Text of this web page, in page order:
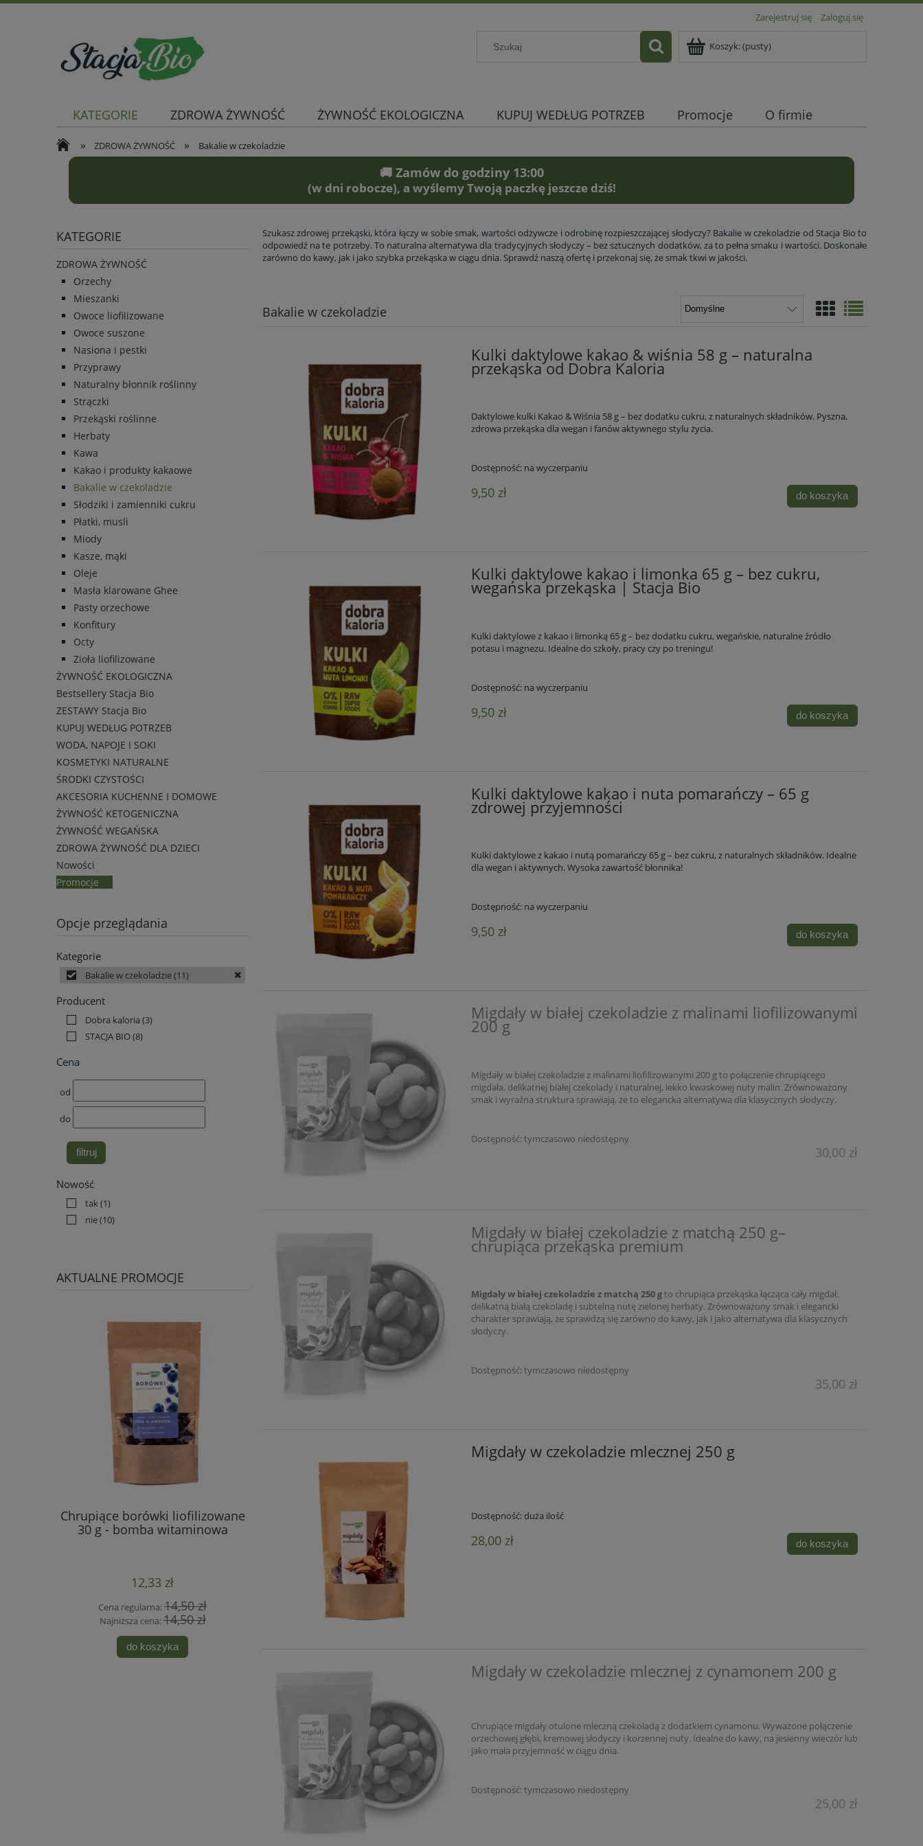
Zarejestruj się Zaloguj się
Koszyk:(pusty)
KATEGORIE ZDROWA ŻYWNOŚĆ ŻYWNOŚĆ EKOLOGICZNA KUPUJ WEDŁUG POTRZEB Promocje O firmie
» ZDROWA ŻYWNOŚĆ » Bakalie w czekoladzie
🚚 Zamów do godziny 13:00
(w dni robocze), a wyślemy Twoją paczkę jeszcze dziś!
KATEGORIE
ZDROWA ŻYWNOŚĆ
Orzechy
Mieszanki
Owoce liofilizowane
Owoce suszone
Nasiona i pestki
Przyprawy
Naturalny błonnik roślinny
Strączki
Przekąski roślinne
Herbaty
Kawa
Kakao i produkty kakaowe
Bakalie w czekoladzie
Słodziki i zamienniki cukru
Płatki, musli
Miody
Kasze, mąki
Oleje
Masła klarowane Ghee
Pasty orzechowe
Konfitury
Octy
Zioła liofilizowane
ŻYWNOŚĆ EKOLOGICZNA
Bestsellery Stacja Bio
ZESTAWY Stacja Bio
KUPUJ WEDŁUG POTRZEB
WODA, NAPOJE I SOKI
KOSMETYKI NATURALNE
ŚRODKI CZYSTOŚCI
AKCESORIA KUCHENNE I DOMOWE
ŻYWNOŚĆ KETOGENICZNA
ŻYWNOŚĆ WEGAŃSKA
ZDROWA ŻYWNOŚĆ DLA DZIECI
Nowości
Promocje
Opcje przeglądania
Kategorie
Bakalie w czekoladzie(11)
Producent
Dobra kaloria (3)
STACJA BIO(8)
Cena
od
do
filtruj
Nowość
tak(1)
nie(10)
AKTUALNE PROMOCJE
Chrupiące borówki liofilizowane
30 g - bomba witaminowa
12,33 zł
Cena regularna:14,50 zł
Najniższa cena:14,50 zł
do koszyka
Wiśnie liofilizowane 50 g –
chrupiące owoce pełne witamin
5.0
22,50 zł
Najniższa cena:25,00 zł
Banany liofilizowane 50 g –
owoców
Szukasz zdrowej przekąski, która łączy w sobie smak, wartości odżywcze i odrobinę rozpieszczającej słodyczy? Bakalie w czekoladzie od Stacja Bio to
odpowiedź na te potrzeby. To naturalna alternatywa dla tradycyjnych słodyczy – bez sztucznych dodatków, za to pełna smaku i wartości. Doskonałe
zarówno do kawy, jak i jako szybka przekąska w ciągu dnia. Sprawdź naszą ofertę i przekonaj się, że smak tkwi w jakości.
Bakalie w czekoladzie
Kulki daktylowe kakao & wiśnia 58 g – naturalna
przekąska od Dobra Kaloria
Daktylowe kulki Kakao & Wiśnia 58 g – bez dodatku cukru, z naturalnych składników. Pyszna,
zdrowa przekąska dla wegan i fanów aktywnego stylu życia.
Dostępność: na wyczerpaniu
9,50 zł do koszyka
Kulki daktylowe kakao i limonka 65 g – bez cukru,
wegańska przekąska | Stacja Bio
Kulki daktylowe z kakao i limonką 65 g – bez dodatku cukru, wegańskie, naturalne źródło
potasu i magnezu. Idealne do szkoły, pracy czy po treningu!
Dostępność: na wyczerpaniu
9,50 zł do koszyka
Kulki daktylowe kakao i nuta pomarańczy – 65 g
zdrowej przyjemności
Kulki daktylowe z kakao i nutą pomarańczy 65 g – bez cukru, z naturalnych składników. Idealne
dla wegan i aktywnych. Wysoka zawartość błonnika!
Dostępność: na wyczerpaniu
9,50 zł do koszyka
Migdały w białej czekoladzie z malinami liofilizowanymi
200 g
Migdały w białej czekoladzie z malinami liofilizowanymi 200 g to połączenie chrupiącego
migdała, delikatnej białej czekolady i naturalnej, lekko kwaskowej nuty malin. Zrównoważony
smak i wyraźna struktura sprawiają, że to elegancka alternatywa dla klasycznych słodyczy.
Dostępność: tymczasowo niedostępny
30,00 zł
Migdały w białej czekoladzie z matchą 250 g–
chrupiąca przekąska premium
Migdały w białej czekoladzie z matchą 250 gto chrupiąca przekąska łącząca cały migdał,
delikatną białą czekoladę i subtelną nutę zielonej herbaty. Zrównoważony smak i elegancki
charakter sprawiają, że sprawdzą się zarówno do kawy, jak i jako alternatywa dla klasycznych
słodyczy.
Dostępność: tymczasowo niedostępny
35,00 zł
Migdały w czekoladzie mlecznej 250 g
Dostępność:duża ilość
28,00 zł do koszyka
Migdały w czekoladzie mlecznej z cynamonem 200 g
Chrupiące migdały otulone mleczną czekoladą z dodatkiem cynamonu. Wyważone połączenie
orzechowej głębi, kremowej słodyczy i korzennej nuty. Idealne do kawy, na jesienny wieczór lub
jako mała przyjemność w ciągu dnia.
Dostępność: tymczasowo niedostępny
25,00 zł